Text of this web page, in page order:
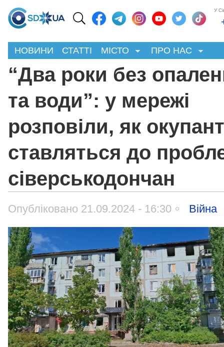
У
НОВИНИ СТАТТІ МІСТО ПРО НАС
“Два роки без
та води”: у мережі
розповіли, як
ставляться до
сіверськодончан
Опубліковано 21.09.2024 - 16:30 Війна